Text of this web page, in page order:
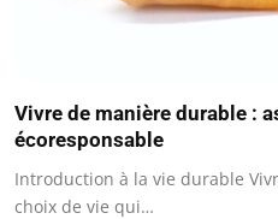
Vivre de manière durable :
écoresponsable
Introduction à la vie durable
choix de vie qui…